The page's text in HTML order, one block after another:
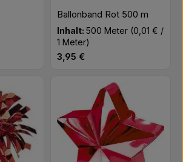
Ballonband Rot 500 m
Inhalt:500 Meter (0,01 € /
1 Meter)
Regulärer Preis:
3,95 €